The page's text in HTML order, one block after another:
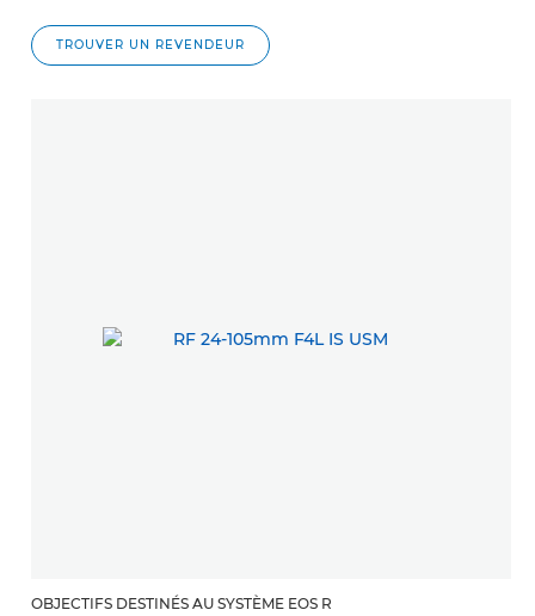
TROUVER UN REVENDEUR
OBJECTIFS DESTINÉS AU SYSTÈME EOS R